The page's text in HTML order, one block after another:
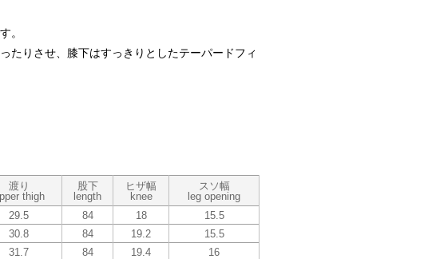
。
たりさせ、膝下はすっきりとしたテーパードフィ
渡り
thigh
股下
length
ヒザ幅
knee
スソ幅
leg opening
29.5 84 18
15.5
30.8 84 19.2
15.5
31.7 84 19.4
16